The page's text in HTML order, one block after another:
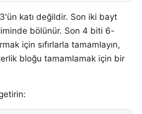
katı değildir. Son iki bayt
bölünür. Son 4 biti 6-
için sıfırlarla tamamlayın,
bloğu tamamlamak için bir